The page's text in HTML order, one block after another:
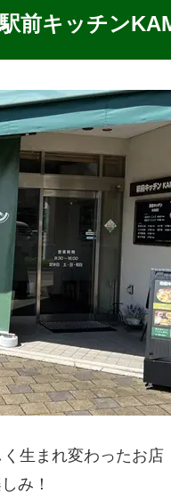
前キッチン
生まれ変わったお店
み！